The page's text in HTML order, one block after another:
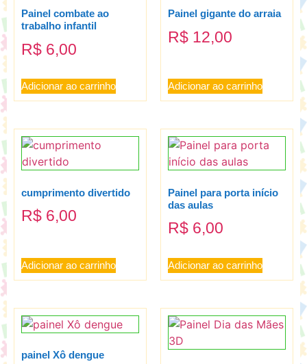
Painel combate ao
trabalho infantil
R$ 6,00
Adicionar ao carrinho
Painel gigante do arraia
R$ 12,00
Adicionar ao carrinho
cumprimento divertido
R$ 6,00
Adicionar ao carrinho
Painel para porta início
das aulas
R$ 6,00
Adicionar ao carrinho
painel Xô dengue